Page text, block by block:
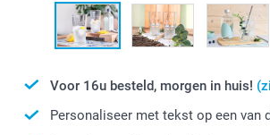
Voor 16u besteld, morgen in huis!
Personaliseer met tekst op een van